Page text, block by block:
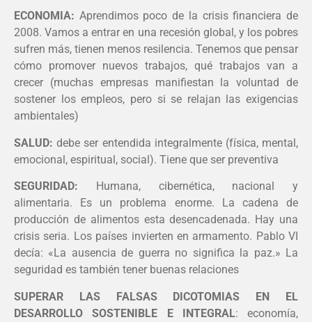
ECONOMIA: Aprendimos poco de la crisis financiera de
2008. Vamos a entrar en una recesión global, y los pobres
sufren más, tienen menos resilencia. Tenemos que pensar
cómo promover nuevos trabajos, qué trabajos van a
crecer (muchas empresas manifiestan la voluntad de
sostener los empleos, pero si se relajan las exigencias
ambientales)
SALUD: debe ser entendida integralmente (física, mental,
emocional, espiritual, social). Tiene que ser preventiva
SEGURIDAD: Humana, cibernética, nacional y
alimentaria. Es un problema enorme. La cadena de
producción de alimentos esta desencadenada. Hay una
crisis seria. Los países invierten en armamento. Pablo VI
decía: «La ausencia de guerra no significa la paz.» La
seguridad es también tener buenas relaciones
SUPERAR LAS FALSAS DICOTOMIAS EN EL
DESARROLLO SOSTENIBLE E INTEGRAL: economía,